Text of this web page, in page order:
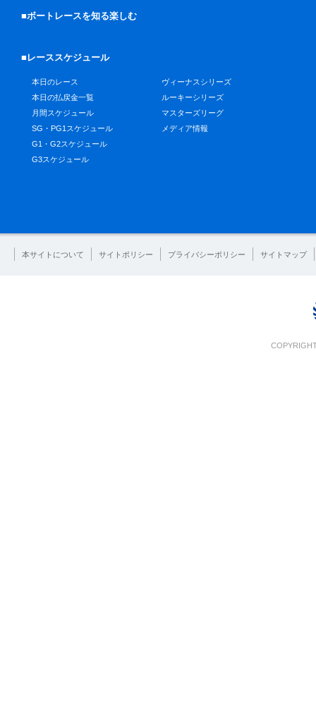
■ボートレースを知る楽しむ
■レーススケジュール
本日のレース
本日の払戻金一覧
月間スケジュール
SG・PG1スケジュール
G1・G2スケジュール
G3スケジュール
ヴィーナスシリーズ
ルーキーシリーズ
マスターズリーグ
メディア情報
本サイトについて サイトポリシー プライバシーポリシー サイトマップ